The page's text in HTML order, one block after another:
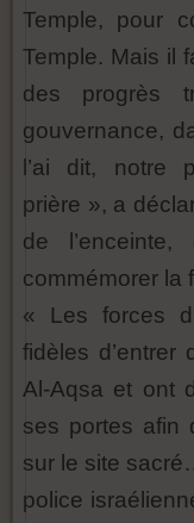
Temple, pour
Temple. Mais il
des progrès
gouvernance,
l’ai dit, notre
prière », a
de
commémorer la
« Les forces
fidèles
Al-Aqsa et ont
ses portes afin
sur le site
police